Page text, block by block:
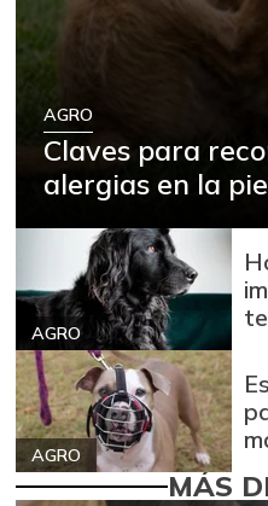
AGRO
Claves para
alergias en la
AGRO
AGRO
MÁS